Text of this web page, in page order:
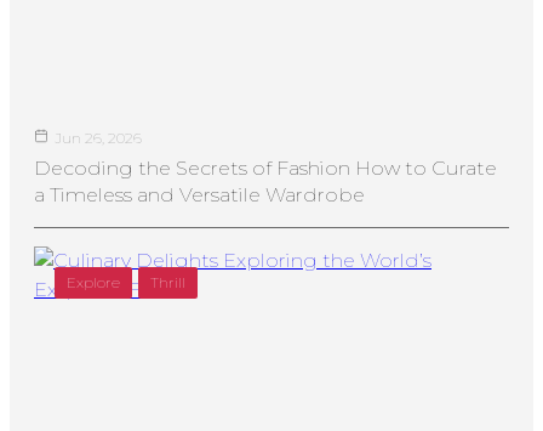
Jun 26, 2026
Decoding the Secrets of Fashion How to Curate
a Timeless and Versatile Wardrobe
Explore Thrill